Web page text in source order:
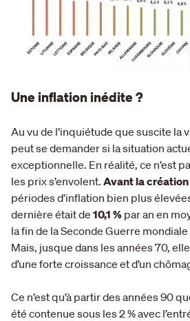
Une inflation inédite ?
Au vu de l’inquiétude que suscite la
peut se demander si la situation
exceptionnelle. En réalité, ce n’est
les prix s’envolent. Avant la création
périodes d’inflation bien plus
dernière était de 10,1 % par an en
la fin de la Seconde Guerre
Mais, jusque dans les années 70,
d’une forte croissance et d’un
Ce n’est qu’à partir des années 90
été contenue sous les 2 % avec